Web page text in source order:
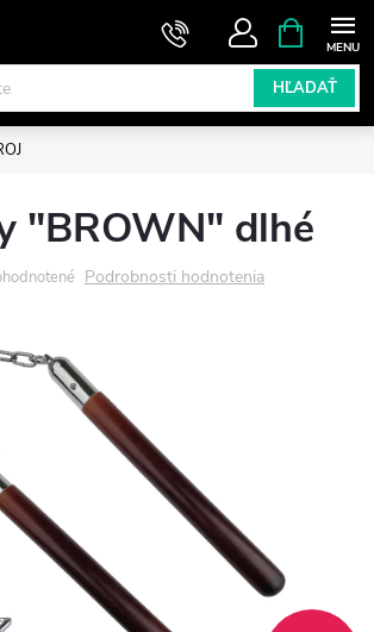
HĽADAŤ
KOŠÍK
"BROWN" dlhé
Podrobnosti hodnotenia